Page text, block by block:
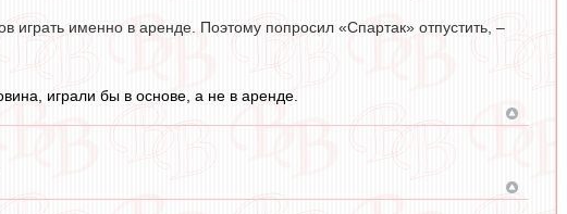
именно в аренде. Поэтому попросил «Спартак» отпустить, –
играли бы в основе, а не в аренде.